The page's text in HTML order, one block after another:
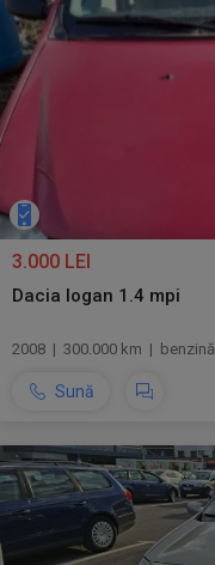
3.000 LEI
Dacia logan 1.4 mpi
2008 | 300.000 km | benzină
Sună